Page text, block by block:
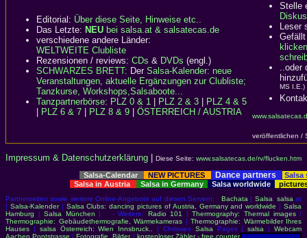
Editorial: Über diese Seite, Hinweise etc..
Das Letzte: NEU bei salsa.at & salsatecas.de
verschiedene andere Länder:
WELTWEITE Clubliste
Rezensionen / reviews: CDs & DVDs (engl.)
SCHWARZES BRETT: Der Salsa-Kalender: neue
Veranstaltungen, aktuelle Ergänzungen zur Clubliste;
Tanzkurse, Workshops,Salsaboote...
Tanzpartnerbörse: PLZ 0 & 1 PLZ 2 & 3
PLZ 4 & 5
PLZ 6 & 7 PLZ 8 & 9 ÖSTERREICH / AUSTRIA
Stelle
Leser
klicken
..oder
MS I.E.)
veröffentlichen /
Impressum & Datenschutzerklärung Diese Seite: www.salsatecas.de/rv/flucken.htm
Salsa-Calendar NEW PICTURES Dance partners
Salsa
Salsa in Austria
Salsa in Germany Salsa worldwide
Partnerseiten sowie weitere Online-Angebote auf diesen Servern: Bachata | Salsa:salsa .at
| Salsa-Kalender| Salsa Clubs: dancing pictures of Austria, Germany and worldwide |Salsa
Hamburg |Salsa München | - Weitere: Radio 101 |Thermography: Thermal images/
Thermographie: Gebäudethermografie, Wärmekameras | Thermographie: Wärmebilder Ihres
Hauses | salsa Österreich: Wien Innsbruck.. | Chrissies Salsa Pages |salsa |Webcam
Aachen Pontstrasse |Fotografie, Bilder| kostenloser Zähler - free counter